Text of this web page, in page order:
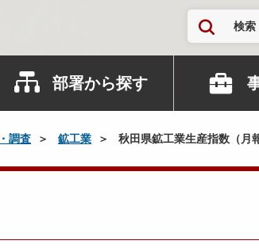
検索
部署から探す
調査 鉱工業 秋田県鉱工業生産指数（月